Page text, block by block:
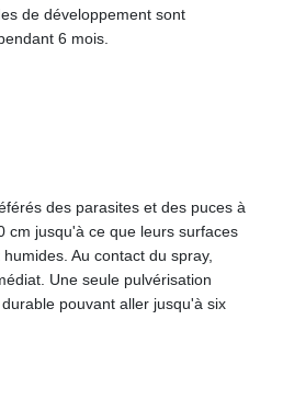
de développement sont
6 mois.
des parasites et des puces à
cm jusqu'à ce que leurs surfaces
Au contact du spray,
Une seule pulvérisation
pouvant aller jusqu'à six